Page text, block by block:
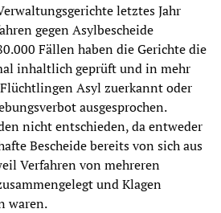
letztes Jahr
gegen Asylbescheide
Fällen haben die Gerichte die
inhaltlich geprüft und in mehr
Asyl zuerkannt oder
ausgesprochen.
nicht entschieden, da entweder
Bescheide bereits von sich aus
Verfahren von mehreren
und Klagen
waren.